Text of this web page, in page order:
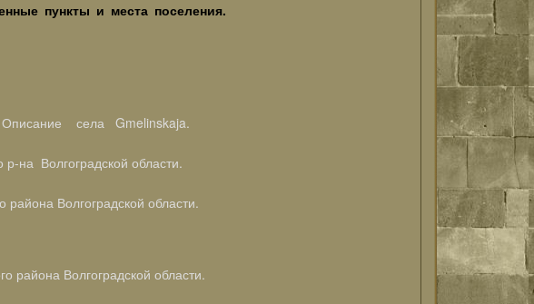
пункты и места поселения.
Описание села Gmelinskaja.
на Волгоградской области.
Волгоградской области.
района Волгоградской области.